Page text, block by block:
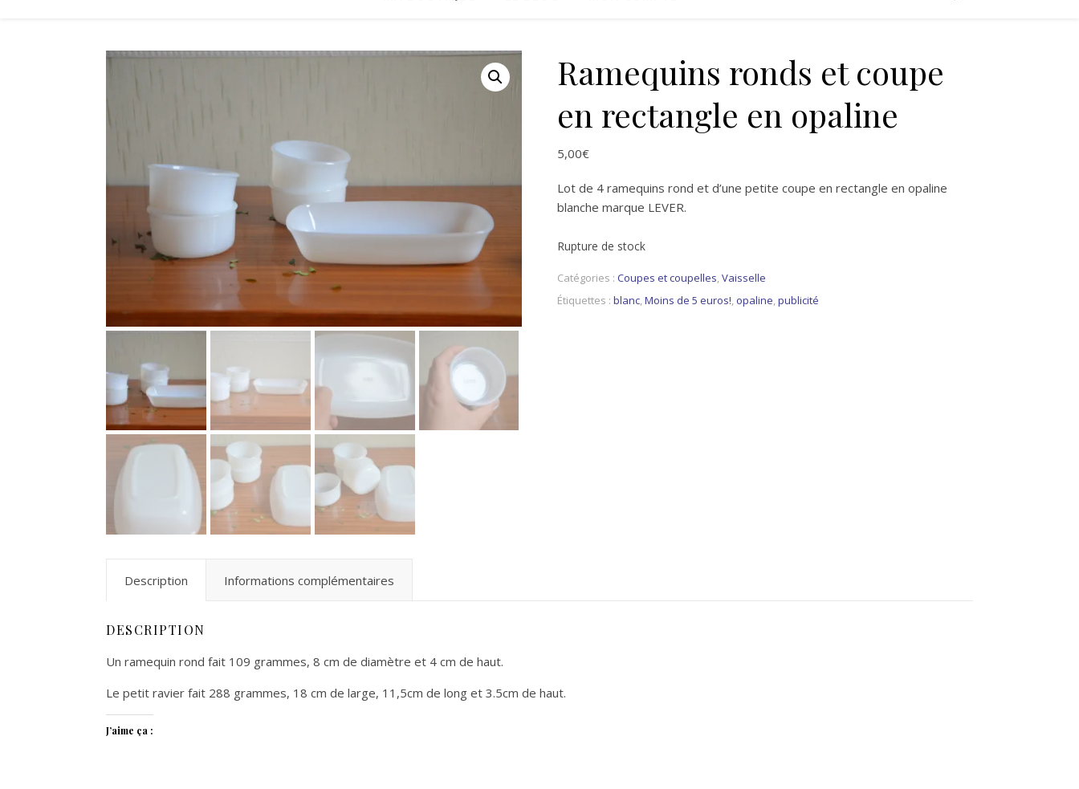
Ramequins ronds et coupe
en rectangle en opaline
5,00€
Lot de 4 ramequins rond et d’une petite coupe en rectangle en opaline
blanche marque LEVER.
Rupture de stock
Catégories : Coupes et coupelles,Vaisselle
Étiquettes : blanc,Moins de 5 euros!, opaline,publicité
Description Informations complémentaires
DESCRIPTION
Un ramequin rond fait 109 grammes, 8 cm de diamètre et 4 cm de haut.
Le petit ravier fait 288 grammes, 18 cm de large, 11,5cm de long et 3.5cm de haut.
J’aime ça :